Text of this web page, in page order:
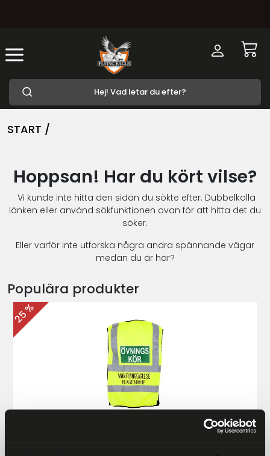
START /
Hoppsan! Har du kört vilse?
Vi kunde inte hitta den sidan du sökte efter. Dubbelkolla
länken eller använd sökfunktionen ovan för att hitta det du
söker.
Eller varför inte utforska några andra spännande vägar
medan du är här?
Populära produkter
25 %